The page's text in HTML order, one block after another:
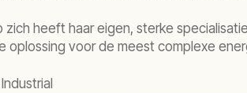
zich heeft haar eigen, sterke
oplossing voor de meest complexe